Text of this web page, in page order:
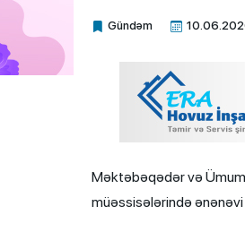
Gündəm
Xalq.Online
Məktəbəqədər və
müəssisələrində ənənəvi